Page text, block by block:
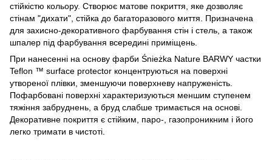
стійкістю кольору. Створює матове покриття, яке дозволяє
стінам "дихати", стійка до багаторазового миття. Призначена
для захисно-декоративного фарбування стін і стель, а також
шпалер під фарбування всередині приміщень.
При нанесенні на основу фарби Śnieżka Nature BARWY частки
Teflon ™ surface protector концентруються на поверхні
утвореної плівки, зменшуючи поверхневу напруженість.
Пофарбовані поверхні характеризуються меншим ступенем
тяжіння забруднень, а бруд слабше тримається на основі.
Декоративне покриття є стійким, паро-, газопроникним і його
легко тримати в чистоті.